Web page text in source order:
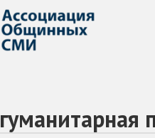
гуманитарная